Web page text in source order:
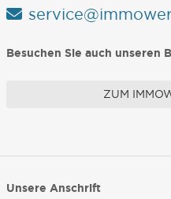
Besuchen Sie auch unseren
ZUM
Unsere Anschrift